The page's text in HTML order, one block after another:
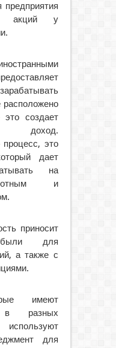
предприятия
акций у
расположено
это создает
доход.
процесс, это
дает
на
и
приносит
для
а также с
имеют
в разных
для